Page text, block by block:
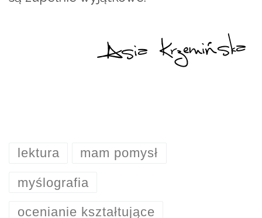
lektura mam pomysł
myślografia
ocenianie kształtujące